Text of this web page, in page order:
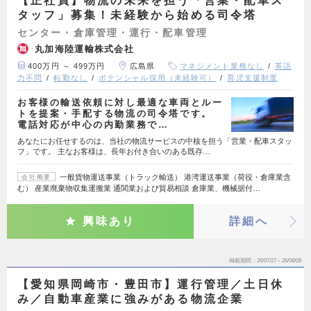
タッフ」募集！未経験から始める司令塔
センター・倉庫管理・運行・配車管理
丸加海陸運輸株式会社
400万円 ～ 499万円 広島県 マネジメント業務なし
英語
力不問
転勤なし ポテンシャル採用（未経験可） 育児支援制度
お客様の輸送依頼に対し最適な車両とルー
トを提案・手配する物流の司令塔です。
電話対応が中心の内勤業務で…
あなたにお任せするのは、当社の物流サービスの中核を担う「営業・配車スタッ
フ」です。 主なお客様は、長年お付き合いのある既存…
会社概要
一般貨物運送事業（トラック輸送） 港湾運送事業（荷役・倉庫業含
む） 産業廃棄物収集運搬業 通関業および貿易相談 倉庫業、機械据付…
興味あり 詳細へ
掲載期間 26/07/27～26/08/09
【愛知県岡崎市・豊田市】運行管理／土日休
み／自動車産業に強みがある物流企業